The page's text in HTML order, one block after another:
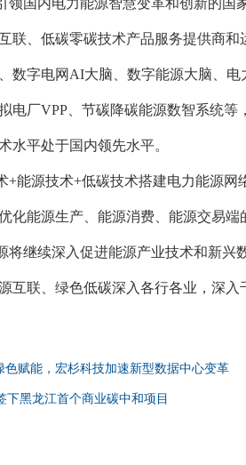
领国内电力能源智慧变革和创新的国
联、低碳零碳技术产品服务提供商
数字电网 AI大脑、数字能源大脑、
电厂VPP、节碳降碳能源数智系统
水平处于国内领先水平。
+能源技术+低碳技术搭建电力能源网
化能源生产、能源消费、能源交易端
将继续深入促进能源产业技术和新兴
互联、绿色低碳深入各行各业，深
色赋能，宏杉科技加速新型数据中心变革
下黑龙江首个商业碳中和项目